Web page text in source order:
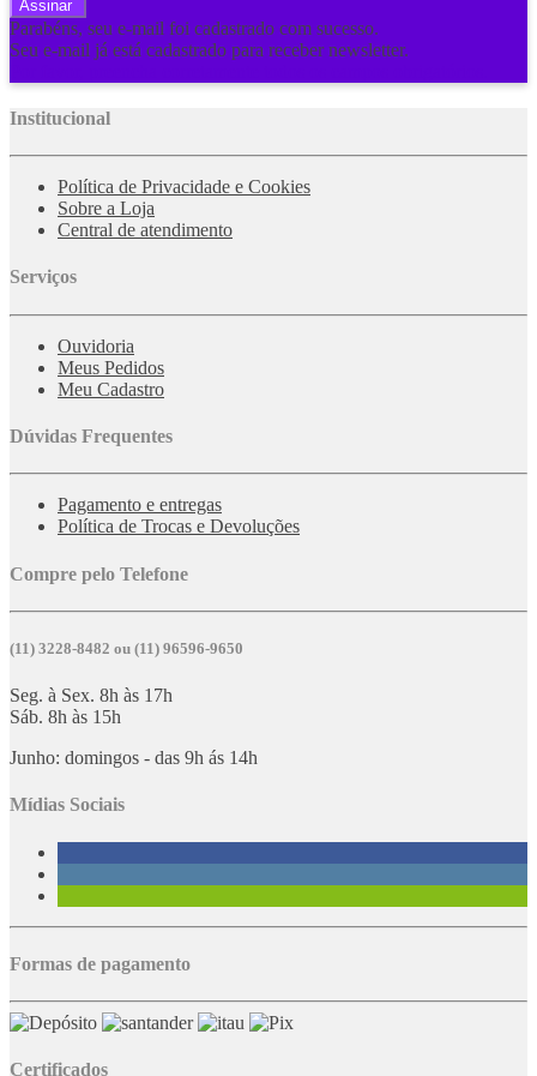
Assinar
Parabéns, seu e-mail foi cadastrado com sucesso.
Seu e-mail já está cadastrado para receber newsletter.
Institucional
Política de Privacidade e Cookies
Sobre a Loja
Central de atendimento
Serviços
Ouvidoria
Meus Pedidos
Meu Cadastro
Dúvidas Frequentes
Pagamento e entregas
Política de Trocas e Devoluções
Compre pelo Telefone
(11) 3228-8482 ou (11) 96596-9650
Seg. à Sex. 8h às 17h
Sáb. 8h às 15h
Junho: domingos - das 9h ás 14h
Mídias Sociais
Formas de pagamento
Certificados